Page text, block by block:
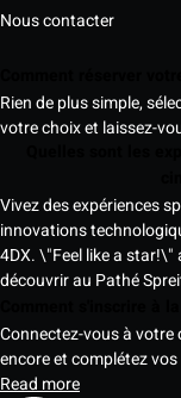
Nous contacter
Rien de plus simple,
votre choix et laissez-
Vivez des expériences
innovations
4DX. \"Feel like a star!\"
découvrir au Pathé
Connectez-vous à votre
encore et complétez
Read more